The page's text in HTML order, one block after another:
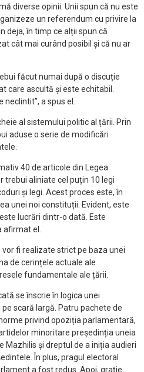
diverse opinii. Unii spun că nu este
un referendum cu privire la
deja, în timp ce alții spun că
cât mai curând posibil și că nu ar
făcut numai după o discuție
care ascultă și este echitabil.
a spus el.
al sistemului politic al țării. Prin
aduse o serie de modificări
40 de articole din Legea
trebui aliniate cel puțin 10 legi
și legi. Acest proces este, în
unei noi constituții. Evident, este
lucrări dintr-o dată. Este
afirmat el.
fi realizate strict pe baza unei
de cerințele actuale ale
fundamentale ale țării.
se înscrie în logica unei
scară largă. Patru pachete de
privind opoziția parlamentară,
minoritare președinția uneia
Mazhilis și dreptul de a iniția audieri
În plus, pragul electoral
a fost redus. Apoi, grație